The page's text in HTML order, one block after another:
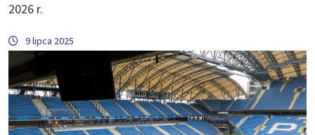
2026 r.
9 lipca 2025